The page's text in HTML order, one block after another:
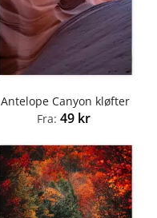
Antelope Canyon kløfter
Fra: 49 kr